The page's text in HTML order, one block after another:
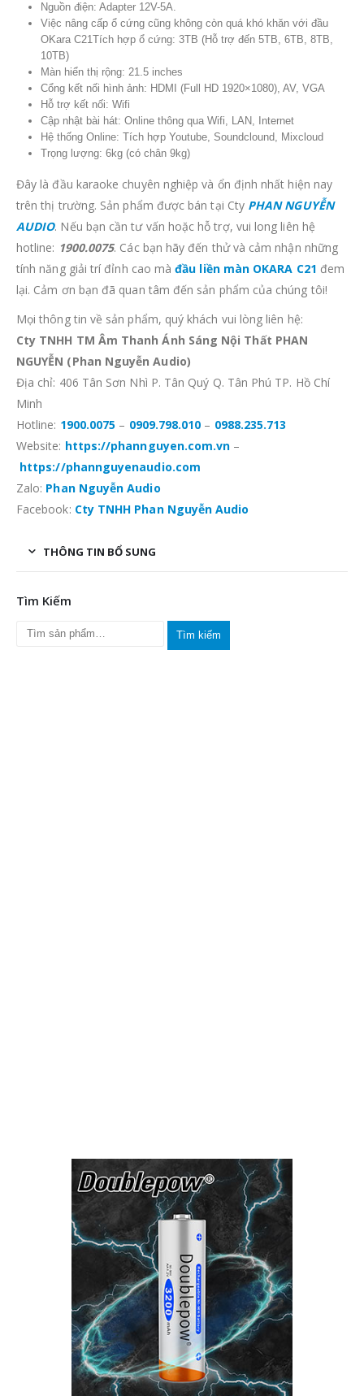
Nguồn điện: Adapter 12V-5A.
Việc nâng cấp ổ cứng cũng không còn quá khó khăn với đầu
OKara C21Tích hợp ổ cứng: 3TB (Hỗ trợ đến 5TB, 6TB, 8TB,
10TB)
Màn hiển thị rộng: 21.5 inches
Cổng kết nối hình ảnh: HDMI (Full HD 1920×1080), AV, VGA
Hỗ trợ kết nối: Wifi
Cập nhật bài hát: Online thông qua Wifi, LAN, Internet
Hệ thống Online: Tích hợp Youtube, Soundclound, Mixcloud
Trọng lượng: 6kg (có chân 9kg)
Đây là đầu karaoke chuyên nghiệp và ổn định nhất hiện nay
trên thị trường. Sản phẩm được bán tại Cty PHAN NGUYỄN
AUDIO. Nếu bạn cần tư vấn hoặc hỗ trợ, vui long liên hệ
hotline: 1900.0075. Các bạn hãy đến thử và cảm nhận những
tính năng giải trí đỉnh cao màđầu liền màn OKARA C21 đem
lại. Cảm ơn bạn đã quan tâm đến sản phẩm của chúng tôi!
Mọi thông tin về sản phẩm, quý khách vui lòng liên hệ:
Cty TNHH TM Âm Thanh Ánh Sáng Nội Thất PHAN
NGUYỄN (Phan Nguyễn Audio)
Địa chỉ: 406 Tân Sơn Nhì P. Tân Quý Q. Tân Phú TP. Hồ Chí
Minh
Hotline: 1900.0075 – 0909.798.010 – 0988.235.713
Website: https://phannguyen.com.vn –
https://phannguyenaudio.com
Zalo: Phan Nguyễn Audio
Facebook: Cty TNHH Phan Nguyễn Audio
THÔNG TIN BỔ SUNG
Tìm Kiếm
Tìm kiếm